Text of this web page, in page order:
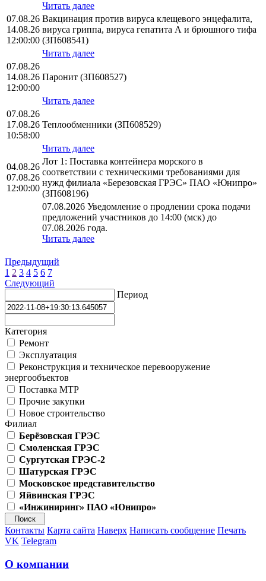
Читать далее
07.08.26
14.08.26
12:00:00
Вакцинация против вируса клещевого энцефалита,
вируса гриппа, вируса гепатита А и брюшного тифа
(ЗП608541)
Читать далее
07.08.26
14.08.26
12:00:00
Паронит (ЗП608527)
Читать далее
07.08.26
17.08.26
10:58:00
Теплообменники (ЗП608529)
Читать далее
04.08.26
07.08.26
12:00:00
Лот 1: Поставка контейнера морского в
соответствии с техническими требованиями для
нужд филиала «Березовская ГРЭС» ПАО «Юнипро»
(ЗП608196)
07.08.2026 Уведомление о продлении срока подачи
предложений участников до 14:00 (мск) до
07.08.2026 года.
Читать далее
Предыдущий
1 2 3 4 5 6 7
Следующий
Период
Категория
Ремонт
Эксплуатация
Реконструкция и техническое перевооружение
энергообъектов
Поставка МТР
Прочие закупки
Новое строительство
Филиал
Берёзовская ГРЭС
Смоленская ГРЭС
Сургутская ГРЭС-2
Шатурская ГРЭС
Московское представительство
Яйвинская ГРЭС
«Инжиниринг» ПАО «Юнипро»
Контакты Карта сайта Наверх Написать сообщение Печать
VK Telegram
О компании